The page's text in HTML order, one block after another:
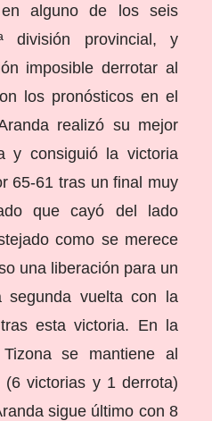
alguno de los seis
división provincial, y
imposible derrotar al
los pronósticos en el
realizó su mejor
y consiguió la victoria
65-61 tras un final muy
que cayó del lado
como se merece
una liberación para un
segunda vuelta con la
esta victoria. En la
se mantiene al
victorias y 1 derrota)
sigue último con 8